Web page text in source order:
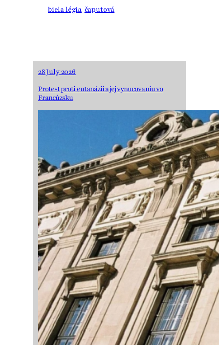
biela légia čaputová
28 July 2026
Protest proti eutanázii a jej vynucovaniu vo
Francúzsku